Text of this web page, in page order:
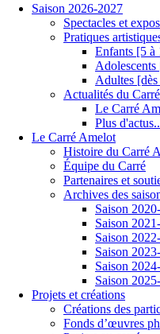
Saison 2026-2027
Spectacles et
Pratiques
Enfants [5 à
Adultes
Actualités du Carré
Le Carré
Plus
Le Carré Amelot
Histoire du Carré
Équipe du Carré
Partenaires et
Archives des
Saison
Saison
Saison
Saison
Saison
Saison
Projets et créations
Créations des
Fonds d’œuvres